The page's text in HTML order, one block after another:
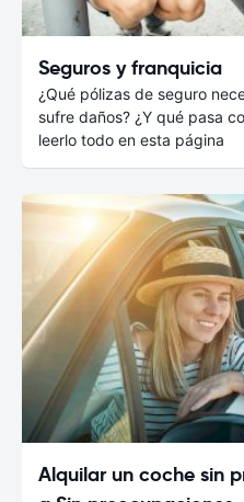
Seguros y franquicia
¿Qué pólizas de seguro
sufre daños? ¿Y qué pasa
leerlo todo en esta página
Alquilar un coche sin